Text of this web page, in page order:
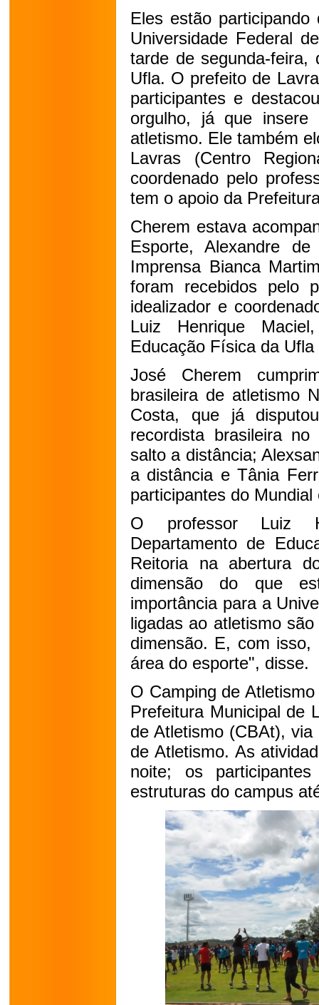
Eles estão
Universidade Federal
tarde de segunda-
Ufla. O prefeito de
participantes e
orgulho, já que insere
atletismo. Ele também
Lavras (Centro
coordenado pelo
tem o apoio da
Cherem estava
Esporte, Alexandre
Imprensa Bianca
foram recebidos pelo
idealizador e
Luiz Henrique
Educação Física da
José Cherem
brasileira de atletismo
Costa, que já
recordista brasileira
salto a distância;
a distância e Tânia
participantes do
O professor Luiz
Departamento de
Reitoria na abertura
dimensão do que
importância para a
ligadas ao atletismo
dimensão. E, com
área do esporte", disse.
O Camping de
Prefeitura Municipal de
de Atletismo (CBAt),
de Atletismo. As
noite; os
estruturas do campus